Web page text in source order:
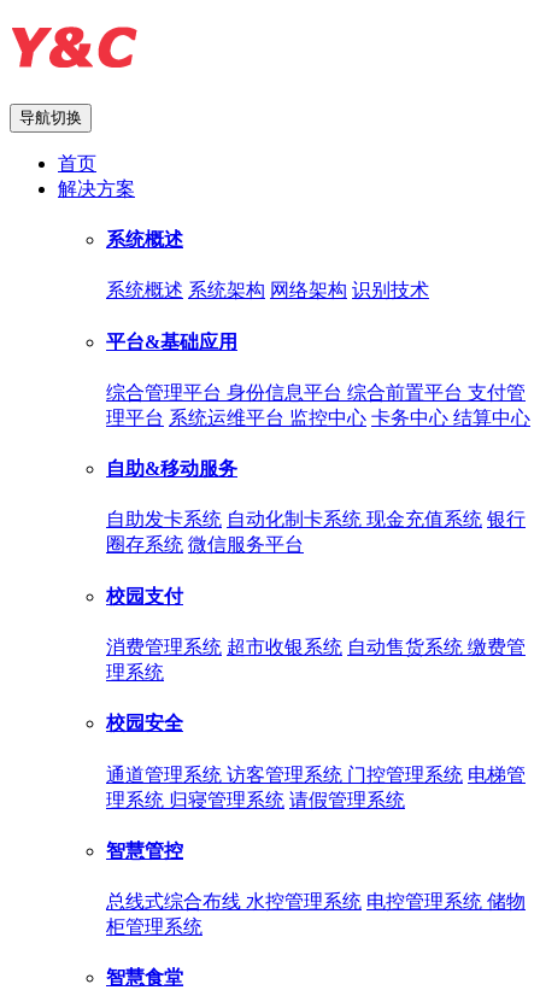
导航切换
首页
解决方案
系统概述
系统概述 系统架构 网络架构 识别技术
平台&基础应用
综合管理平台 身份信息平台 综合前置平台 支付管
理平台 系统运维平台 监控中心 卡务中心 结算中心
自助&移动服务
自助发卡系统 自动化制卡系统 现金充值系统 银行
圈存系统 微信服务平台
校园支付
消费管理系统 超市收银系统 自动售货系统 缴费管
理系统
校园安全
通道管理系统 访客管理系统 门控管理系统 电梯管
理系统 归寝管理系统 请假管理系统
智慧管控
总线式综合布线 水控管理系统 电控管理系统 储物
柜管理系统
智慧食堂